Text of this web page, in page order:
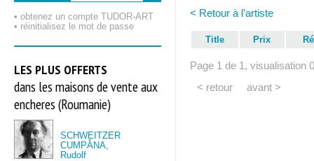
• obtenez un compte TUDOR‑ART
• réinitialisez le mot de passe
LES PLUS OFFERTS
dans les maisons de vente aux
encheres (Roumanie)
SCHWEITZER
CUMPĂNA,
Rudolf
< Retour à l'artiste
Title Prix
Page 1 de 1, visualisation
< retour
avant >